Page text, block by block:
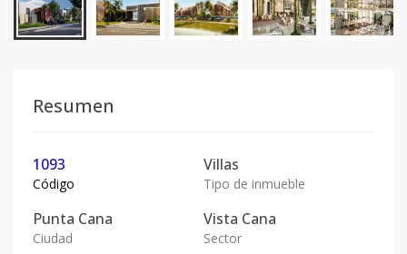
Resumen
1093
Código
Villas
Tipo de inmueble
Punta Cana
Ciudad
Vista Cana
Sector